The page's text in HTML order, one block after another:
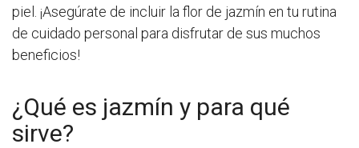
piel. ¡Asegúrate de incluir la flor de jazmín en tu rutina
de cuidado personal para disfrutar de sus muchos
beneficios!
¿Qué es jazmín y para qué
sirve?